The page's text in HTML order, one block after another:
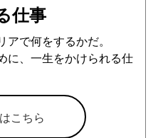
仕事
で何をするかだ。
に、一生をかけられる仕
こちら